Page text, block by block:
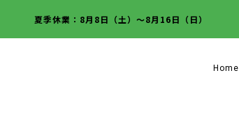
夏季休業：8月8日（土）～8月16日（日）
Home